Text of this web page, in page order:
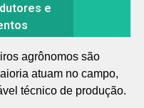
e
agrônomos são
atuam no campo,
técnico de produção.